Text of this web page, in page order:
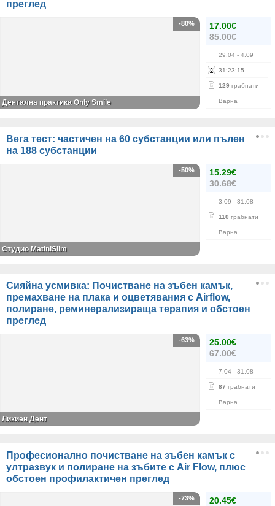
преглед
17.00€
85.00€
29.04 - 4.09
31 :23:15
129 грабнати
Варна
-80%
Дентална практика Only Smile
Вега тест: частичен на 60 субстанции или пълен
на 188 субстанции
15.29€
30.68€
3.09 - 31.08
110 грабнати
Варна
-50%
Студио MatiniSlim
Сияйна усмивка: Почистване на зъбен камък,
премахване на плака и оцветявания с Airflow,
полиране, реминерализираща терапия и обстоен
преглед
25.00€
67.00€
7.04 - 31.08
87 грабнати
Варна
-63%
Ликиен Дент
Професионално почистване на зъбен камък с
ултразвук и полиране на зъбите с Air Flow, плюс
обстоен профилактичен преглед
20.45€
-73%